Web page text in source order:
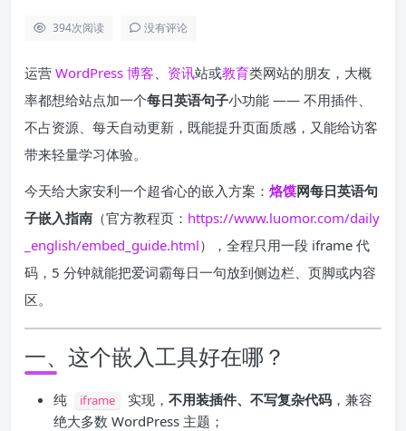
394次阅读 没有评论
运营 WordPress 博客、 资讯站或教育类网站的朋友，大概
率都想给站点加一个每日英语句子小功能 —— 不用插件、
不占资源、每天自动更新，既能提升页面质感，又能给访客
带来轻量学习体验。
今天给大家安利一个超省心的嵌入方案： 烙馍网每日英语句
子嵌入指南 （官方教程页： https://www.luomor.com/daily
_english/embed_guide.html），全程只用一段 iframe 代
码，5 分钟就能把爱词霸每日一句放到侧边栏、页脚或内容
区。
一、这个嵌入工具好在哪？
纯 iframe 实现， 不用装插件、不写复杂代码 ，兼容
绝大多数 WordPress 主题；